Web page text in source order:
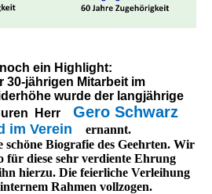
ein Highlight:
jährigen Mitarbeit im
wurde der langjährige
Herr Gero Schwarz
im Verein
ernannt.
schöne Biografie des Geehrten. Wir
für diese sehr verdiente Ehrung
hierzu. Die feierliche Verleihung
Rahmen vollzogen.